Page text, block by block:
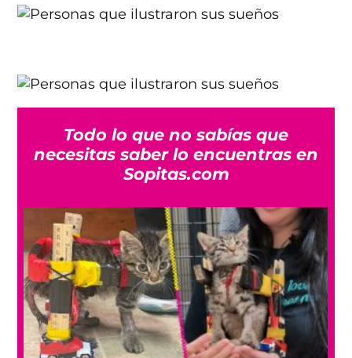
Todo lo que no sabías que
necesitas saber lo encuentras en
Sopitas.com